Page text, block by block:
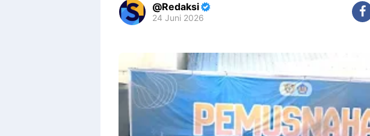
Redaksi
24 Juni 2026
Raushan
Design
With
Shroff
Templates